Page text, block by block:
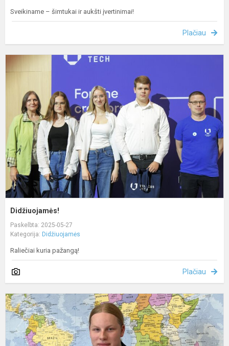
Sveikiname – šimtukai ir aukšti įvertinimai!
Plačiau
Didžiuojamės!
Paskelbta: 2025-05-27
Kategorija: Didžiuojamės
Raliečiai kuria pažangą!
Plačiau